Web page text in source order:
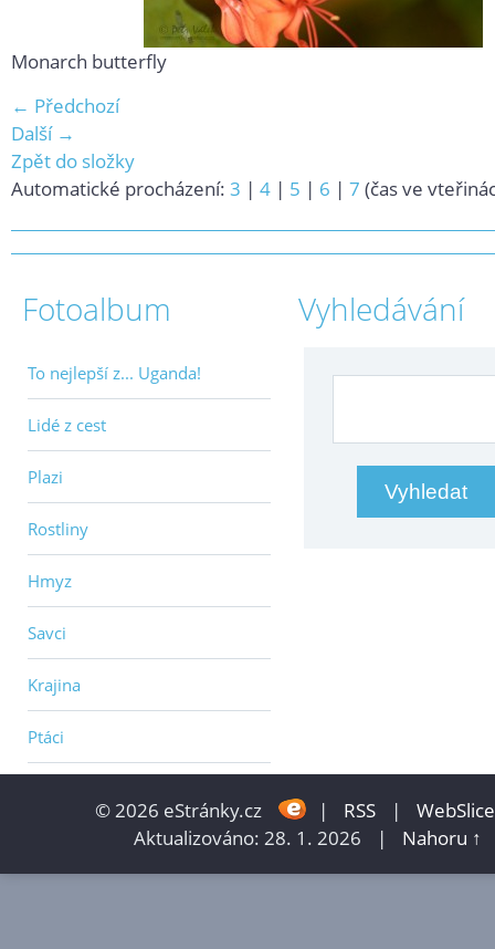
Monarch butterfly
← Předchozí
Další →
Zpět do složky
Automatické procházení: 3 | 4 | 5 | 6 | 7 (čas ve
Fotoalbum
To nejlepší z... Uganda!
Lidé z cest
Plazi
Rostliny
Hmyz
Savci
Krajina
Ptáci
Vyhledávání
© 2026 eStránky.cz | RSS |
WebSlice
Aktualizováno: 28. 1. 2026
| Nahoru ↑